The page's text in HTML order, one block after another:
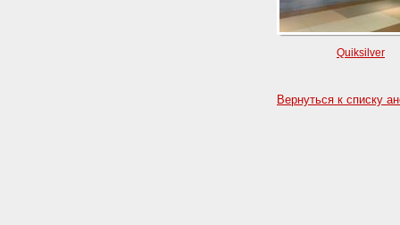
Quiksilver
Вернуться к списку